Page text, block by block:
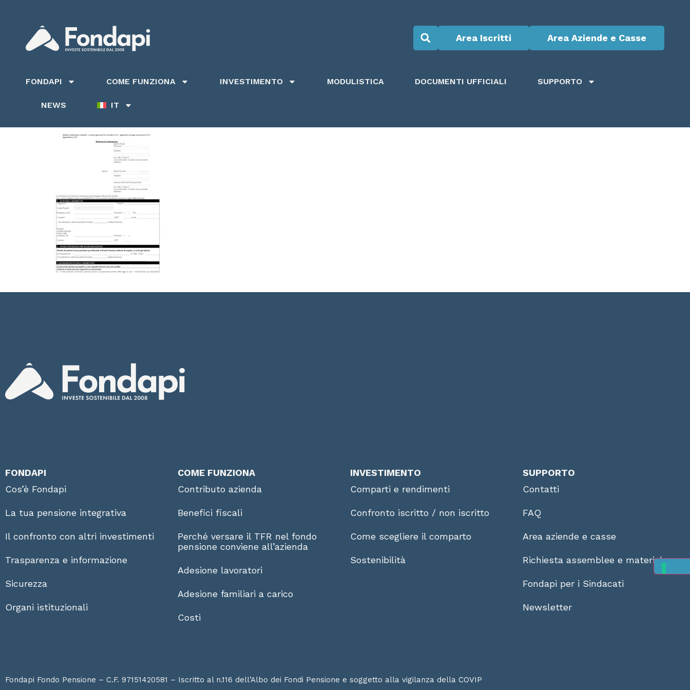
Area Iscritti Area Aziende e Casse
FONDAPI COME FUNZIONA INVESTIMENTO MODULISTICA DOCUMENTI UFFICIALI SUPPORTO
NEWS IT
FONDAPI
Cos’è Fondapi
La tua pensione integrativa
Il confronto con altri investimenti
Trasparenza e informazione
Sicurezza
Organi istituzionali
COME FUNZIONA
Contributo azienda
Benefici fiscali
Perché versare il TFR nel fondo
pensione conviene all’azienda
Adesione lavoratori
Adesione familiari a carico
Costi
INVESTIMENTO
Comparti e rendimenti
Confronto iscritto / non iscritto
Come scegliere il comparto
Sostenibilità
SUPPORTO
Contatti
FAQ
Area aziende e casse
Richiesta assemblee e materiale
Fondapi per i Sindacati
Newsletter
Fondapi Fondo Pensione – C.F. 97151420581 – Iscritto al n.116 dell’Albo dei Fondi Pensione e soggetto alla vigilanza della COVIP